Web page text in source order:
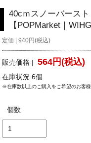
40cｍスノーバース
【POPMarket｜
定価 | 940円(税込)
販売価格 |564円(税込)
在庫状況:6個
※在庫数以上のご購入をご希望のお客
個数